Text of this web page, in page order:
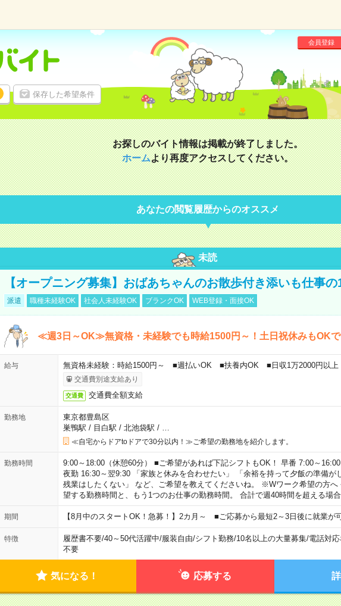
保存した希望条件
会員登録
お探しのバイト情報は掲載が終了しました。
ホームより再度アクセスしてください。
あなたの閲覧履歴からのオススメ
未読
【オープニング募集】おばあちゃんのお散歩付き添いも仕事の
派遣 職種未経験OK 社会人未経験OK ブランクOK WEB登録・面接OK
≪週3日～OK≫無資格・未経験でも時給1500円～！土日祝休みもOK
給与 無資格未経験：時給1500円～ ■週払いOK ■扶養内OK ■日収1万2000円以上
交通費別途支給あり
交通費 交通費全額支給
勤務地
東京都豊島区
巣鴨駅 / 目白駅 / 北池袋駅 / …
≪自宅からドアtoドアで30分以内！≫ご希望の勤務地を紹介します。
勤務時間
9:00～18:00（休憩60分） ■ご希望があれば下記シフトもOK！ 早番 7:00～
夜勤 16:30～翌9:30 「家族と休みを合わせたい」 「余裕を持って夕飯の準備が
残業はしたくない」 など、ご希望を教えてくださいね。 ※Wワーク希望の方へ
望する勤務時間と、もう1つのお仕事の勤務時間。 合計で週40時間を超える場
期間 【8月中のスタートOK！急募！】2カ月～ ■ご応募から最短2～3日後に就業が
特徴 履歴書不要/40～50代活躍中/服装自由/シフト勤務/10名以上の大量募集/電話対
不要
気になる！ 応募する